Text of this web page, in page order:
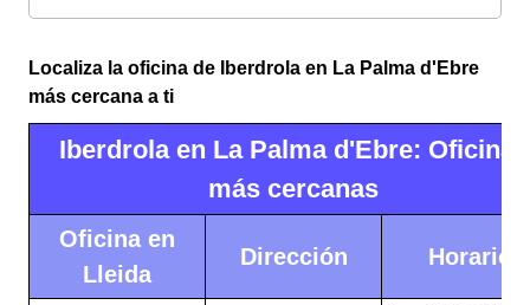
Localiza la oficina de Iberdrola en La Palma d'Ebre
más cercana a ti
Iberdrola en La Palma d'Ebre: Oficinas
más cercanas
Oficina en
Lleida
Dirección Horario